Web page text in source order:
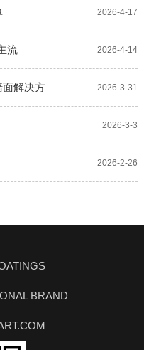
2026-4-17
2026-4-14
流
2026-3-31
面解决方
2026-3-3
2026-2-26
BRAND